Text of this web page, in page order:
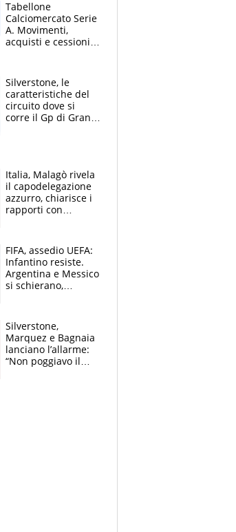
Tabellone
Calciomercato Serie
A. Movimenti,
acquisti e cessioni:
Silverstone, le
caratteristiche del
circuito dove si
corre il Gp di Gran
Italia, Malagò rivela
il capodelegazione
azzurro, chiarisce i
rapporti con
Infantino
FIFA, assedio UEFA:
Infantino resiste.
Argentina e Messico
si schierano,
Silverstone,
Marquez e Bagnaia
lanciano l’allarme:
“Non poggiavo il